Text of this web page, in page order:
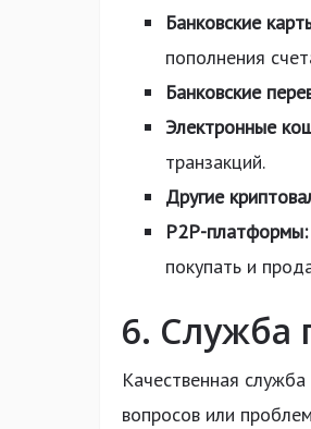
Банковские
пополнения
Банковские
Электронные
транзакций.
Другие
P2P-платформы:
покупать и
6. Служба
Качественная
вопросов или